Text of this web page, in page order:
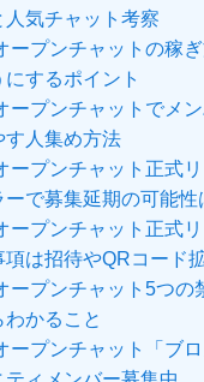
人気チャット考察
ープンチャットの稼
にするポイント
ープンチャットでメ
す人集め方法
ープンチャット正式
で募集延期の可能性
ープンチャット正式
項は招待やQRコード
ープンチャット5つの
わかること
ープンチャット「ブロ